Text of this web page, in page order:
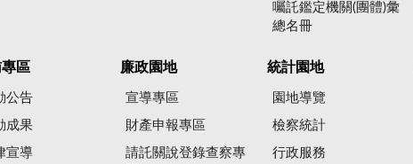
囑託鑑定機關(團體)彙
總名冊
區
公告
成果
宣導
廉政園地
宣導專區
財產申報專區
請託關說登錄查察專
統計園地
園地導覽
檢察統計
行政服務